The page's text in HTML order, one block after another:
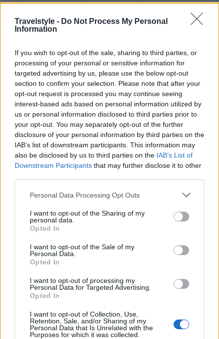
Travelstyle - Do Not Process My Personal
Information
If you wish to opt-out of the sale, sharing to third parties, or
processing of your personal or sensitive information for
targeted advertising by us, please use the below opt-out
section to confirm your selection. Please note that after your
opt-out request is processed you may continue seeing
interest-based ads based on personal information utilized by
us or personal information disclosed to third parties prior to
your opt-out. You may separately opt-out of the further
disclosure of your personal information by third parties on the
IAB’s list of downstream participants. This information may
also be disclosed by us to third parties on the IAB’s List of
Downstream Participants that may further disclose it to other
Please note that this website/app uses one or more Google
not limited to your visit or usage behaviour. You may click to
grant or deny consent to Google and its third-party tags to
use your data for below specified purposes in below Google
consent section.
Personal Data Processing Opt Outs
I want to opt-out of the Sharing of my
personal data.
Opted In
I want to opt-out of the Sale of my
Personal Data.
Opted In
I want to opt-out of processing my
Personal Data for Targeted Advertising.
Opted In
I want to opt-out of Collection, Use,
Retention, Sale, and/or Sharing of my
Personal Data that Is Unrelated with the
Purposes for which it was collected.
από την περιοχή δείχνουν πυκνούς καπνούς
ωστόσο τα αεροσκάφη, όπως φαίνεται και στο
αεροδρόμιο.